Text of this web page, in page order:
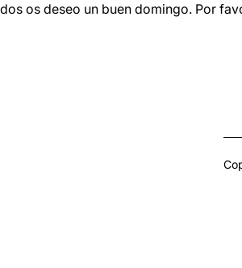
os deseo un buen domingo. Por